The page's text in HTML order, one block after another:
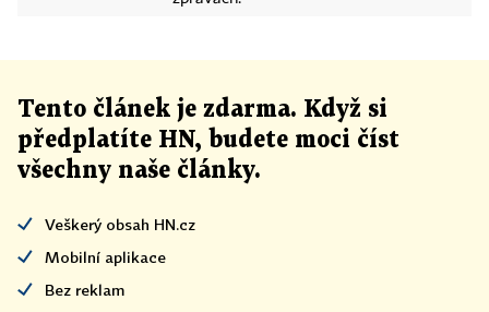
Tento článek je zdarma. Když si
předplatíte HN, budete moci číst
všechny naše články.
Veškerý obsah HN.cz
Mobilní aplikace
Bez reklam